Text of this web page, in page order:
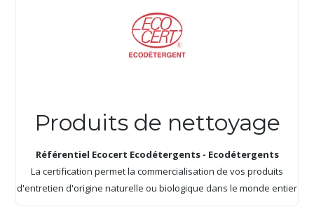
Produits de nettoyage
Référentiel Ecocert Ecodétergents - Ecodétergents
La certification permet la commercialisation de vos produits
d'entretien d'origine naturelle ou biologique dans le monde entier